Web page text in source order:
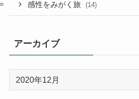
感性をみがく旅 (14)
アーカイブ